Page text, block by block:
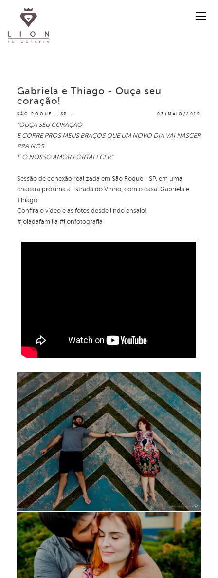
SÃO ROQUE - SP 03/MAIO/2019
Gabriela e Thiago - Ouça seu
coração!
"OUÇA SEU CORAÇÃO
E CORRE PROS MEUS BRAÇOS QUE UM NOVO DIA VAI NASCER
PRA NÓS
E O NOSSO AMOR FORTALECER"
Sessão de conexão realizada em São Roque - SP, em uma
chácara próxima a Estrada do Vinho, com o casal Gabriela e
Thiago.
Confira o vídeo e as fotos desde lindo ensaio!
#joiadafamilia #lionfotografia